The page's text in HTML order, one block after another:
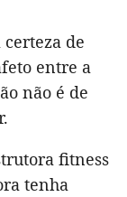
certeza de
entre a
não é de
fitness
tenha